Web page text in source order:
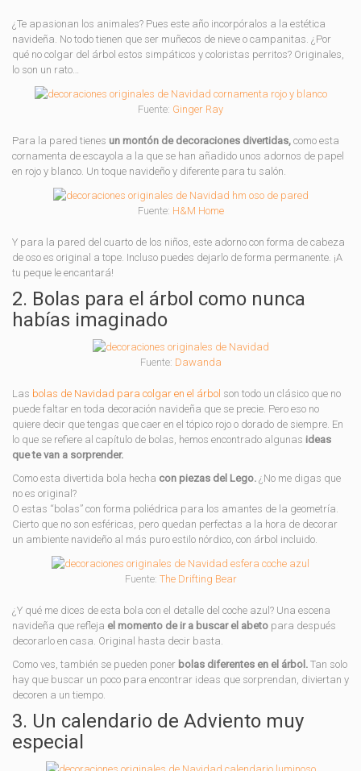
¿Te apasionan los animales? Pues este año incorpóralos a la estética
navideña. No todo tienen que ser muñecos de nieve o campanitas. ¿Por
qué no colgar del árbol estos simpáticos y coloristas perritos? Originales,
lo son un rato…
Fuente: Ginger Ray
Para la pared tienes un montón de decoraciones divertidas, como esta
cornamenta de escayola a la que se han añadido unos adornos de papel
en rojo y blanco. Un toque navideño y diferente para tu salón.
Fuente: H&M Home
Y para la pared del cuarto de los niños, este adorno con forma de cabeza
de oso es original a tope. Incluso puedes dejarlo de forma permanente. ¡A
tu peque le encantará!
2. Bolas para el árbol como nunca
habías imaginado
Fuente: Dawanda
Las bolas de Navidad para colgar en el árbol son todo un clásico que no
puede faltar en toda decoración navideña que se precie. Pero eso no
quiere decir que tengas que caer en el tópico rojo o dorado de siempre. En
lo que se refiere al capítulo de bolas, hemos encontrado algunas ideas
que te van a sorprender.
Como esta divertida bola hecha con piezas del Lego. ¿No me digas que
no es original?
O estas “bolas” con forma poliédrica para los amantes de la geometría.
Cierto que no son esféricas, pero quedan perfectas a la hora de decorar
un ambiente navideño al más puro estilo nórdico, con árbol incluido.
Fuente: The Drifting Bear
¿Y qué me dices de esta bola con el detalle del coche azul? Una escena
navideña que refleja el momento de ir a buscar el abeto para después
decorarlo en casa. Original hasta decir basta.
Como ves, también se pueden poner bolas diferentes en el árbol. Tan solo
hay que buscar un poco para encontrar ideas que sorprendan, diviertan y
decoren a un tiempo.
3. Un calendario de Adviento muy
especial